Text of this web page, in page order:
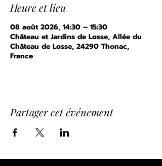
Heure et lieu
08 août 2026, 14:30 – 15:30
Château et Jardins de Losse, Allée du
Château de Losse, 24290 Thonac,
France
Partager cet événement